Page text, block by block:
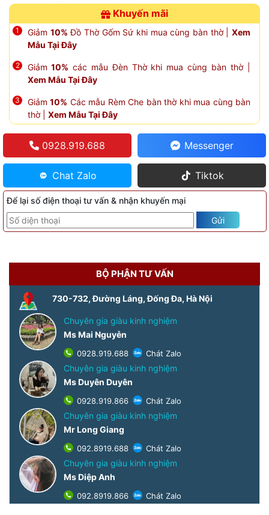
Khuyến mãi
Giảm 10% Đồ Thờ Gốm Sứ khi mua cùng bàn thờ |Xem
Mẫu Tại Đây
Giảm 10% các mẫu Đèn Thờ khi mua cùng bàn thờ |
Xem Mẫu Tại Đây
Giảm10% Các mẫu Rèm Che bàn thờ khi mua cùng bàn
thờ | Xem Mẫu Tại Đây
0928.919.688 Messenger
Chat Zalo Tiktok
Để lại số điện thoại tư vấn & nhận khuyến mại
Gửi
BỘ PHẬN TƯ VẤN
730-732, Đường Láng, Đống Đa, Hà Nội
Chuyên gia giàu kinh nghiệm
Ms Mai Nguyễn
0928.919.688 Chát Zalo
Chuyên gia giàu kinh nghiệm
Ms Duyên Duyên
0928.919.866 Chát Zalo
Chuyên gia giàu kinh nghiệm
Mr Long Giang
092.8919.688 Chát Zalo
Chuyên gia giàu kinh nghiệm
Ms Diệp Anh
092.8919.866 Chát Zalo